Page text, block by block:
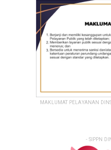
MAKLUMAT PELAYANAN
- SIPPN